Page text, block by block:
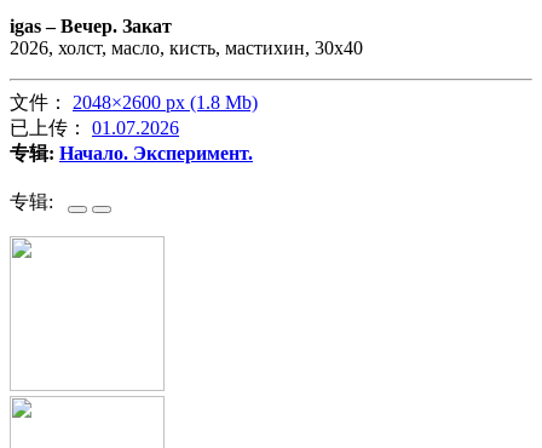
igas –Вечер. Закат
2026, холст, масло, кисть, мастихин, 30х40
文件： 2048×2600 px (1.8 Mb)
已上传： 01.07.2026
专辑: Начало. Эксперимент.
专辑: